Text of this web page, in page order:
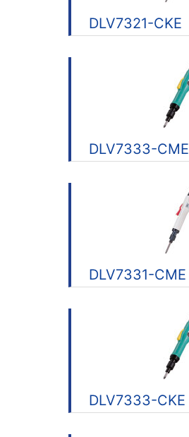
DLV7321-CKE
DLV7333-CME
DLV7331-CME
DLV7333-CKE